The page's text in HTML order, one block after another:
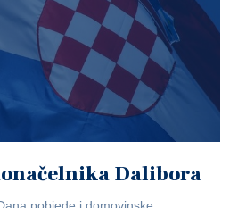
Dalibora